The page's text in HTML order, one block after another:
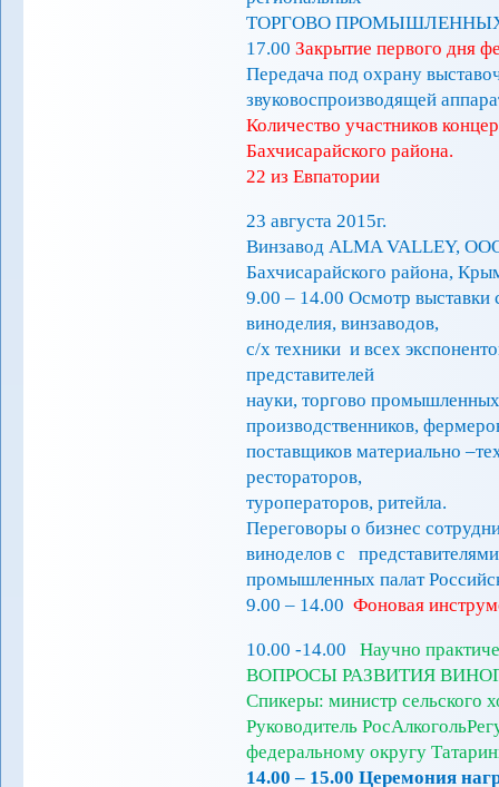
ТОРГОВО
17.00 Закрытие первого дня
Передача под охрану
звуковоспроизводящей
Количество участников
Бахчисарайского района.
22 из Евпатории
23 августа 2015г.
Винзавод ALMA VALLEY,
Бахчисарайского района,
9.00 – 14.00 Осмотр выставки
виноделия, винзаводов,
с/х техники и всех
представителей
науки, торгово промышленных
производственников,
поставщиков материально
рестораторов,
туроператоров, ритейла.
Переговоры о бизнес
виноделов с
промышленных палат
9.00 – 14.00 Фоновая
10.00 -14.00 Научно
ВОПРОСЫ РАЗВИТИЯ
Спикеры: министр сельского
Руководитель
федеральному округу
14.00 – 15.00 Церемония